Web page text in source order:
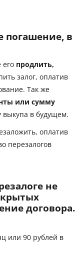
погашение, в
продлить,
залог, оплатив
Так же
или сумму
выкупа в будущем.
оплатив
перезалогов
не
договора.
или 90 рублей в